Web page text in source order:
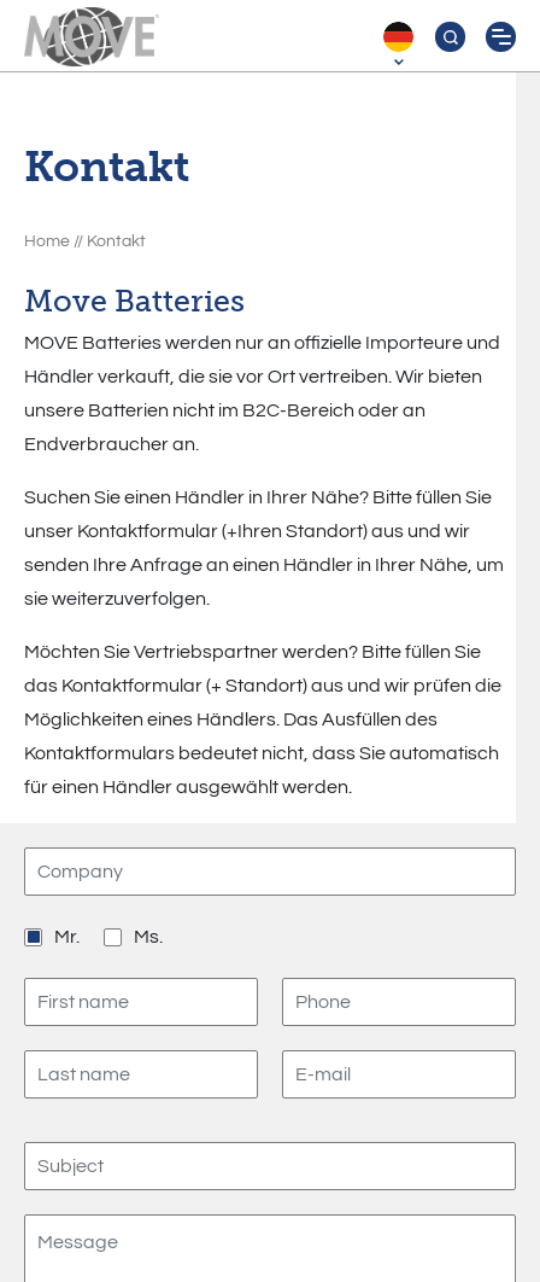
MTG –
Batteries
MPA XL –
Batteries
MPL –
Im looking for
Move Batteries
Productline 2
Productline 3
Productline 4
Productline 5
Über uns
Kontakt
Kontakt
Home // Kontakt
Move Batteries
MOVE Batteries werden nur an offizielle Importeure und
Händler verkauft, die sie vor Ort vertreiben. Wir bieten
unsere Batterien nicht im B2C-Bereich oder an
Endverbraucher an.
Suchen Sie einen Händler in Ihrer Nähe? Bitte füllen Sie
unser Kontaktformular (+Ihren Standort) aus und wir
senden Ihre Anfrage an einen Händler in Ihrer Nähe, um
sie weiterzuverfolgen.
Möchten Sie Vertriebspartner werden? Bitte füllen Sie
das Kontaktformular (+ Standort) aus und wir prüfen die
Möglichkeiten eines Händlers. Das Ausfüllen des
Kontaktformulars bedeutet nicht, dass Sie automatisch
für einen Händler ausgewählt werden.
Mr. Ms.